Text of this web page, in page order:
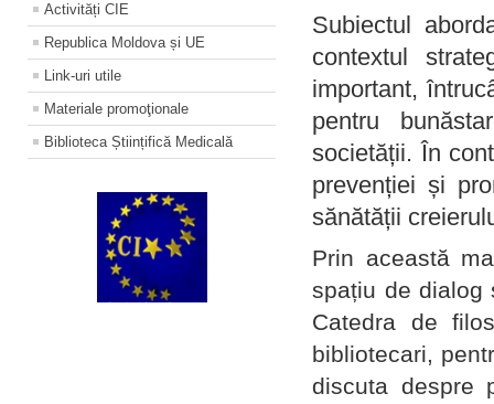
Activități CIE
Republica Moldova și UE
Link-uri utile
Materiale promoţionale
Biblioteca Științifică Medicală
Subiectul
contextul
important,
pentru
societății. În
prevenției și
sănătății
Prin această
spațiu de dialog
Catedra de
bibliotecari,
discuta despre